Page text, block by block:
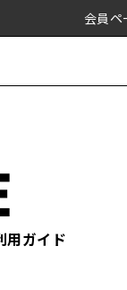
会員
用ガイド